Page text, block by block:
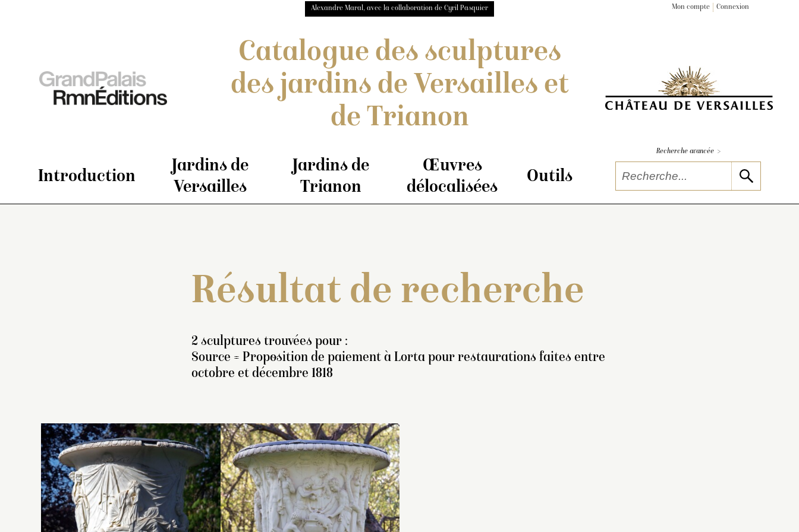
Alexandre Maral, avec la collaboration de Cyril Pasquier Mon compte Connexion
Catalogue des sculptures
des jardins de Versailles et
de Trianon
Introduction
Jardins de
Versailles
Jardins de
Trianon
Œuvres
délocalisées
Outils
Recherche avancée >
Résultat de recherche
2 sculptures trouvées pour :
Source = Proposition de paiement à Lorta pour restaurations faites entre
octobre et décembre 1818
Inventaire de 1707 : « Un
vaze de marbre blanc, en
deux morceaux, de quatre
pieds huit pouces de haut,